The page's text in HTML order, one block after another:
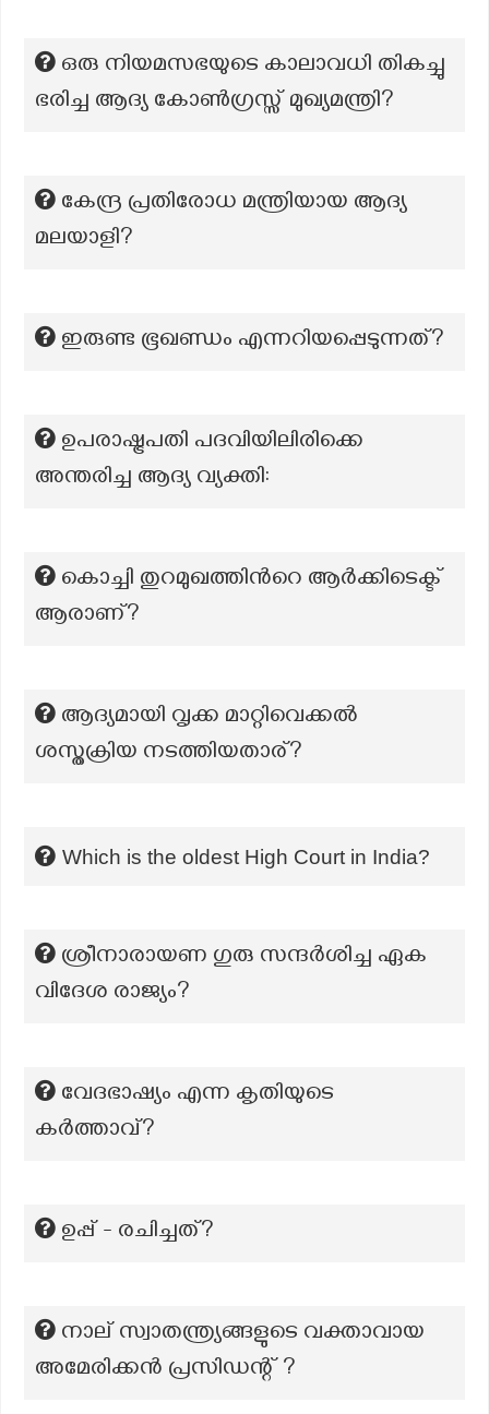
ഒരു നിയമസഭയുടെ കാലാവധി തികച്ചു
ഭരിച്ച ആദ്യ കോണ്‍ഗ്രസ്സ് മുഖ്യമന്ത്രി?
കേന്ദ്ര പ്രതിരോധ മന്ത്രിയായ ആദ്യ
മലയാളി?
ഇരുണ്ട ഭൂഖണ്ഡം എന്നറിയപ്പെടുന്നത്?
ഉപരാഷ്ട്രപതി പദവിയിലിരിക്കെ
അന്തരിച്ച ആദ്യ വ്യക്തി:
കൊച്ചി തുറമുഖത്തിന്‍റെ ആര്‍ക്കിടെക്ട്
ആരാണ്?
ആദ്യമായി വൃക്ക മാറ്റിവെക്കൽ
ശസ്തക്രിയ നടത്തിയതാര്?
Which is the oldest High Court in India?
ശ്രീനാരായണ ഗുരു സന്ദർശിച്ച ഏക
വിദേശ രാജ്യം?
വേദഭാഷ്യം എന്ന കൃതിയുടെ
കർത്താവ്?
ഉപ്പ് - രചിച്ചത്?
നാല് സ്വാതന്ത്ര്യങ്ങളുടെ വക്താവായ
അമേരിക്കൻ പ്രസിഡന്റ് ?